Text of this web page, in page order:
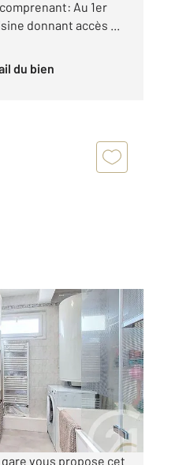
Au 1er
donnant accès ...
du bien
vous propose cet